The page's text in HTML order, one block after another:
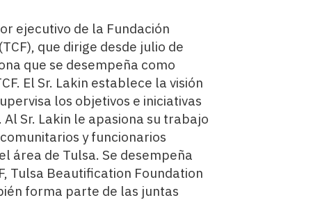
ejecutivo de la Fundación
que dirige desde julio de
que se desempeña como
El Sr. Lakin establece la visión
los objetivos e iniciativas
Sr. Lakin le apasiona su trabajo
y funcionarios
área de Tulsa. Se desempeña
Tulsa Beautification Foundation
forma parte de las juntas